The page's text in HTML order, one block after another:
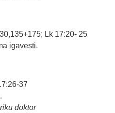
Lk 17:20- 25
igavesti.
37
doktor